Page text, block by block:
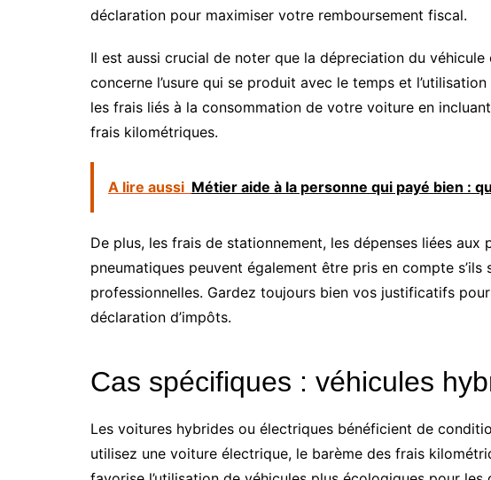
déclaration pour maximiser votre remboursement fiscal.
Il est aussi crucial de noter que la dépreciation du
concerne l’usure qui se produit avec le temps et
les frais liés à la consommation de votre voiture en
frais kilométriques.
A lire aussi Métier aide à la personne qui payé bien :
De plus, les frais de stationnement, les dépenses liées aux
pneumatiques peuvent également être pris en compte
professionnelles. Gardez toujours bien vos justificatifs
déclaration d’impôts.
Cas spécifiques : véhicules
Les voitures hybrides ou électriques bénéficient de
utilisez une voiture électrique, le barème des frais